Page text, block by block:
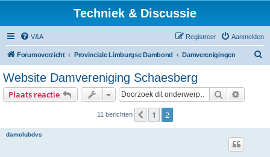
Techniek & Discussie
V&A Aanmelden
Registreer
Forumoverzicht Provinciale Limburgse Dambond Damverenigingen
Website Damvereniging Schaesberg
Plaats reactie Zoek
11 berichten Vorige
1 2
damclubdvs